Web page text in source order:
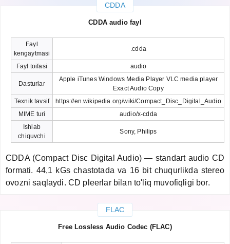
CDDA
CDDA audio fayl
Fayl
kengaytmasi
.cdda
Fayl toifasi audio
Dasturlar
Apple iTunes Windows Media Player VLC media player
Exact Audio Copy
Texnik tavsif
https://en.wikipedia.org/wiki/Compact_Disc_Digital_Audio
MIME turi
audio/x-cdda
Ishlab
chiquvchi
Sony, Philips
CDDA (Compact Disc Digital Audio) — standart audio CD
formati. 44,1 kGs chastotada va 16 bit chuqurlikda stereo
ovozni saqlaydi. CD pleerlar bilan to'liq muvofiqligi bor.
FLAC
Free Lossless Audio Codec (FLAC)